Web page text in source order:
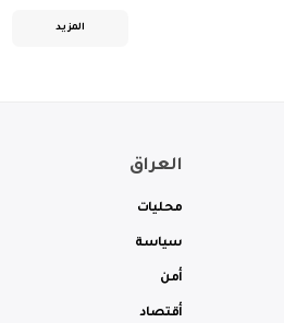
المزيد
العراق
محليات
سياسة
أمن
أقتصاد